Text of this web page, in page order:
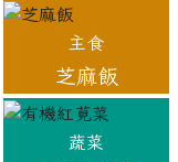
主食
芝麻飯
蔬菜